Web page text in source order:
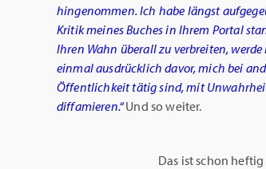
hingenommen. Ich habe längst
Kritik meines Buches in Ihrem Portal
Ihren Wahn überall zu verbreiten,
einmal ausdrücklich davor, mich bei
Öffentlichkeit tätig sind, mit
diffamieren.“Und so weiter.
Das ist schon